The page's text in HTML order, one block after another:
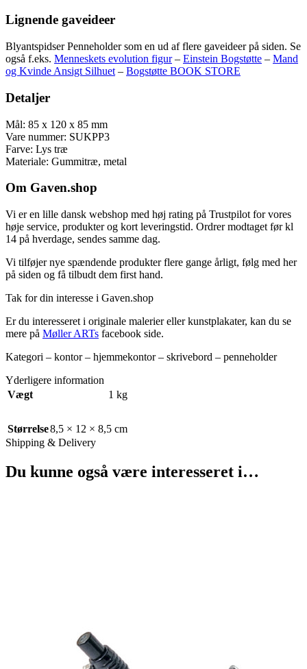
Lignende gaveideer
Blyantspidser Penneholder som en ud af flere gaveideer på siden. Se
også f.eks. Menneskets evolution figur– Einstein Bogstøtte – Mand
og Kvinde Ansigt Silhuet – Bogstøtte BOOK STORE
Detaljer
Mål: 85 x 120 x 85 mm
Vare nummer: SUKPP3
Farve: Lys træ
Materiale: Gummitræ, metal
Om Gaven.shop
Vi er en lille dansk webshop med høj rating på Trustpilot for vores
høje service, produkter og kort leveringstid. Ordrer modtaget før kl
14 på hverdage, sendes samme dag.
Vi tilføjer nye spændende produkter flere gange årligt, følg med her
på siden og få tilbudt dem first hand.
Tak for din interesse i Gaven.shop
Er du interesseret i originale malerier eller kunstplakater, kan du se
mere på Møller ARTs facebook side.
Kategori – kontor – hjemmekontor – skrivebord – penneholder
Yderligere information
Vægt
1 kg
Størrelse8,5 × 12 × 8,5 cm
Shipping & Delivery
Du kunne også være interesseret i…